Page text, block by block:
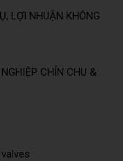
LỢI NHUẬN KHÔNG
CHỈN CHU &